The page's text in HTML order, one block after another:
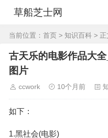
草船芝士网
当前位置： 首页 > 知识百科 > 正
古天乐的电影作品大
图片
ccwork 10个月前
如下：
1.黑社会(电影)